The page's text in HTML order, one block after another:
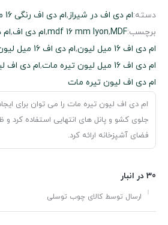
دسته:ام دی اف در شیراز,ام دی اف رنگی 16 میل
برچسب:MDF
,
mdf 16 mm lyon
,ام دی اف,ام
ام دی اف 16 میل لیون
,ام دی اف 16 میل لیون تیره
ام دی اف 16 میل لیون تیره مات
,ام دی اف
ام دی اف لیون تیره مات
ام دی اف لیون تیره مات را می توان برای
جلوی کشو و پانل های انتهایی استفاده کرد
فضای آشپزخانه ارائه کرد.
30 در انبار
ارسال توسط کالای چوب توسلی